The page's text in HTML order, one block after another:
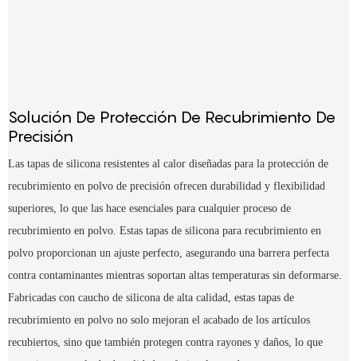
Solución De Protección De Recubrimiento De
Precisión
Las tapas de silicona resistentes al calor diseñadas para la protección de
recubrimiento en polvo de precisión ofrecen durabilidad y flexibilidad
superiores, lo que las hace esenciales para cualquier proceso de
recubrimiento en polvo. Estas tapas de silicona para recubrimiento en
polvo proporcionan un ajuste perfecto, asegurando una barrera perfecta
contra contaminantes mientras soportan altas temperaturas sin deformarse.
Fabricadas con caucho de silicona de alta calidad, estas tapas de
recubrimiento en polvo no solo mejoran el acabado de los artículos
recubiertos, sino que también protegen contra rayones y daños, lo que